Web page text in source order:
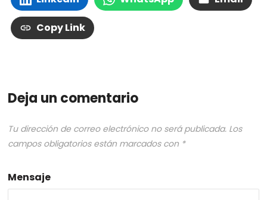
Copy Link
Deja un comentario
Tu dirección de correo electrónico no será publicada. Los
campos obligatorios están marcados con *
Mensaje